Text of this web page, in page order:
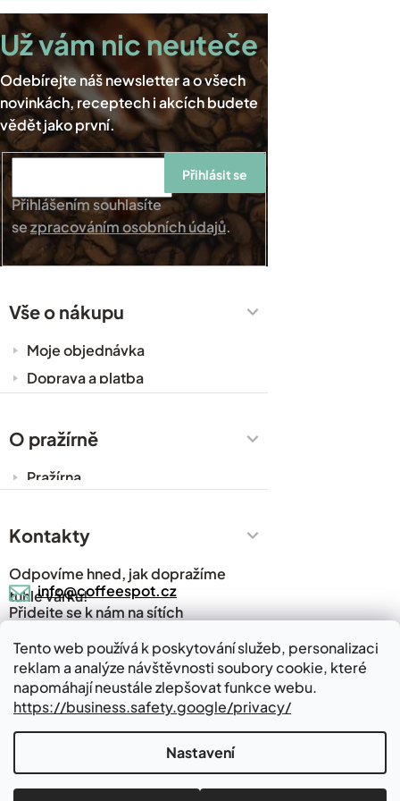
Tento web používá k poskytování služeb, personalizaci
reklam a analýze návštěvnosti soubory cookie, které
napomáhají neustále zlepšovat funkce webu.
https://business.safety.google/privacy/
Nastavení
Přihlášením souhlasíte
sezpracováním osobních údajů.
Přihlásit se
Vše o nákupu
Moje objednávka
Doprava a platba
Zakázková výroba
Ochrana osobních údajů
O pražírně
Pražírna
Prodejny
Kávový slovník
Napsali o nás
Blog
Kontakty
Kontakty
Odpovíme hned, jak dopražíme
tuhle várku!
info@coffeespot.cz
Přidejte se k nám na sítích
Kde nás najdete
Vytvořil Shoptet